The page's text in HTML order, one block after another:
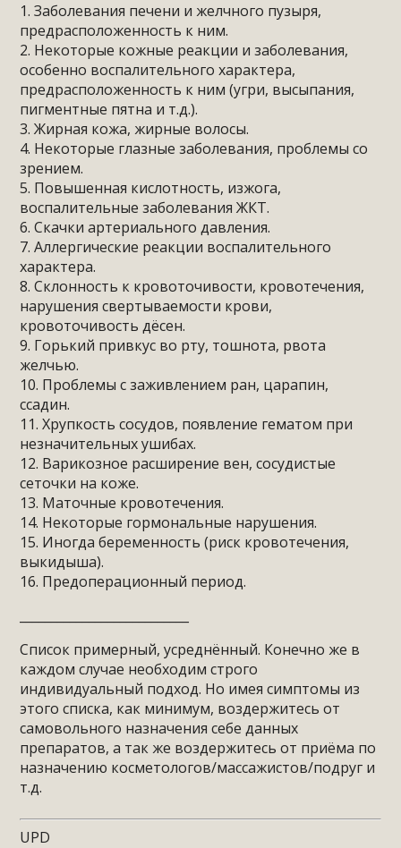
1. Заболевания печени и желчного пузыря,
предрасположенность к ним.
2. Некоторые кожные реакции и заболевания,
особенно воспалительного характера,
предрасположенность к ним (угри, высыпания,
пигментные пятна и т.д.).
3. Жирная кожа, жирные волосы.
4. Некоторые глазные заболевания, проблемы со
зрением.
5. Повышенная кислотность, изжога,
воспалительные заболевания ЖКТ.
6. Скачки артериального давления.
7. Аллергические реакции воспалительного
характера.
8. Склонность к кровоточивости, кровотечения,
нарушения свертываемости крови,
кровоточивость дёсен.
9. Горький привкус во рту, тошнота, рвота
желчью.
10. Проблемы с заживлением ран, царапин,
ссадин.
11. Хрупкость сосудов, появление гематом при
незначительных ушибах.
12. Варикозное расширение вен, сосудистые
сеточки на коже.
13. Маточные кровотечения.
14. Некоторые гормональные нарушения.
15. Иногда беременность (риск кровотечения,
выкидыша).
16. Предоперационный период.
Список примерный, усреднённый. Конечно же в
каждом случае необходим строго
индивидуальный подход. Но имея симптомы из
этого списка, как минимум, воздержитесь от
самовольного назначения себе данных
препаратов, а так же воздержитесь от приёма по
назначению косметологов/массажистов/подруг и
т.д.
UPD